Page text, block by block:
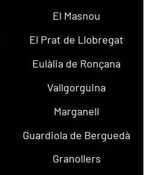
El Masnou
El Prat de Llobregat
Eulàlia de Ronçana
Vallgorguina
Marganell
Guardiola de Berguedà
Granollers